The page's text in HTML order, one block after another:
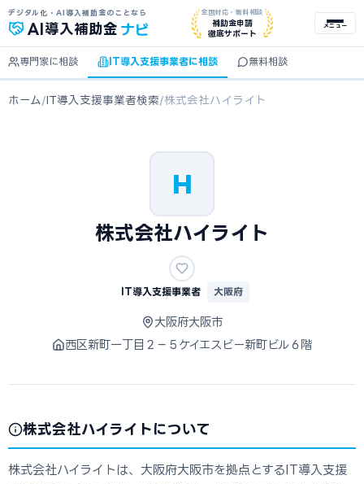
デジタル化・AI導入補助金のことなら
AI 導入補助金 ナビ
全国対応・無料相談
補助金申請
徹底サポート
メニュー
専門家に相談 IT導入支援事業者に相談 無料相談
ホーム /IT導入支援事業者検索/株式会社ハイライト
H
株式会社ハイライト
IT導入支援事業者 大阪府
大阪府大阪市
西区新町一丁目２−５ケイエスビー新町ビル６階
株式会社ハイライトについて
株式会社ハイライトは、大阪府大阪市を拠点とするIT導入支援